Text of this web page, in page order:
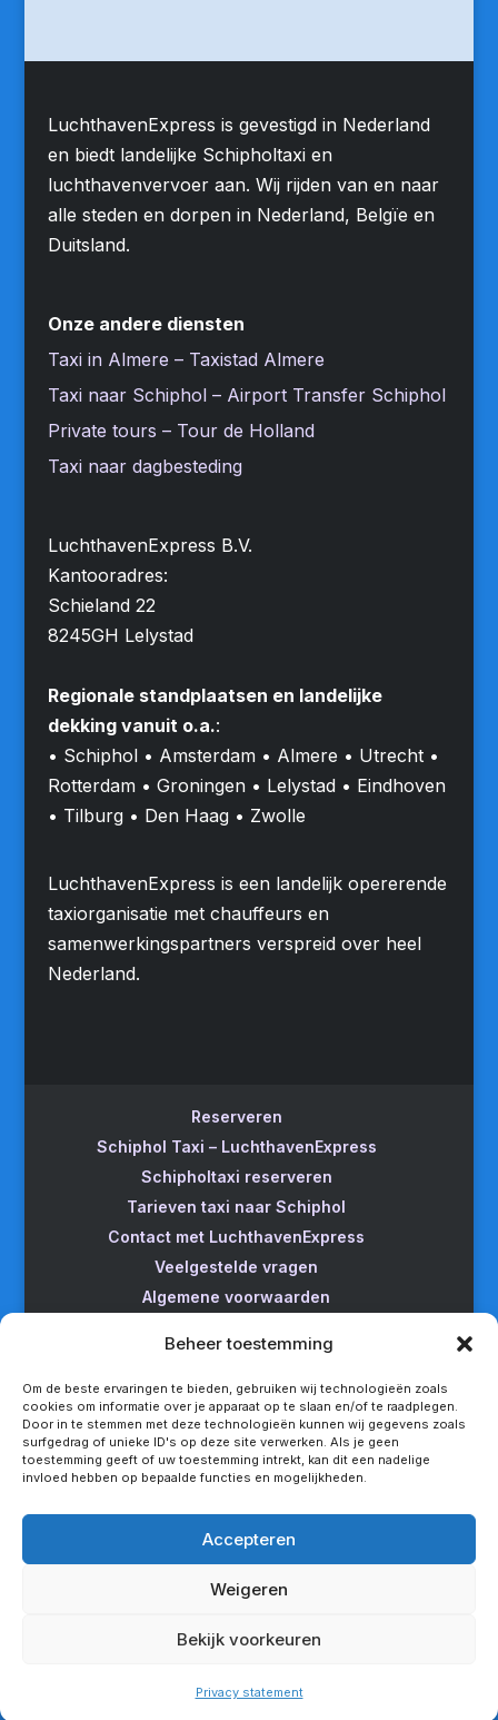
Beheer toestemming
Om de beste ervaringen te bieden, gebruiken wij technologieën zoals
cookies om informatie over je apparaat op te slaan en/of te raadplegen.
Door in te stemmen met deze technologieën kunnen wij gegevens zoals
surfgedrag of unieke ID's op deze site verwerken. Als je geen
toestemming geeft of uw toestemming intrekt, kan dit een nadelige
invloed hebben op bepaalde functies en mogelijkheden.
Accepteren
Weigeren
Bekijk voorkeuren
Privacy statement
LuchthavenExpress is gevestigd in Nederland
en biedt landelijke Schipholtaxi en
luchthavenvervoer aan. Wij rijden van en naar
alle steden en dorpen in Nederland, Belgïe en
Duitsland.
Onze andere diensten
Taxi in Almere – Taxistad Almere
Taxi naar Schiphol – Airport Transfer Schiphol
Private tours – Tour de Holland
Taxi naar dagbesteding
LuchthavenExpress B.V.
Kantooradres:
Schieland 22
8245GH Lelystad
Regionale standplaatsen en landelijke
dekking vanuit o.a.:
• Schiphol • Amsterdam • Almere • Utrecht •
Rotterdam • Groningen • Lelystad • Eindhoven
• Tilburg • Den Haag • Zwolle
LuchthavenExpress is een landelijk opererende
taxiorganisatie met chauffeurs en
samenwerkingspartners verspreid over heel
Nederland.
Reserveren
Schiphol Taxi – LuchthavenExpress
Schipholtaxi reserveren
Tarieven taxi naar Schiphol
Contact met LuchthavenExpress
Veelgestelde vragen
Algemene voorwaarden
Taxi van Almere naar Schiphol
Taxi Amsterdam naar Schiphol
Betrouwbare taxi van Apeldoorn naar Schiphol
Taxi service Enschede Schiphol
Snel een taxi van Lelystad naar Schiphol
Van Nijmegen naar Schiphol met de taxi
Rotterdam Schiphol met LuchthavenExpress
Copyright - LuchthavenExpress®